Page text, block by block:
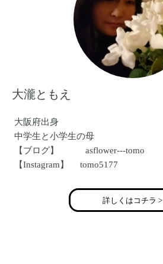
大瀧ともえ
大阪府出身
中学生と小学生の母
【ブログ】 asflower---tomo
【Instagram】 tomo5177
詳しくはコチラ >